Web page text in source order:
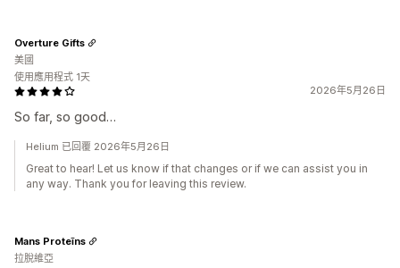
2026年5月26日
So far, so good…
Overture Gifts
美國
使用應用程式 1天
Helium 已回覆 2026年5月26日
Great to hear! Let us know if that changes or if we can assist you in
any way. Thank you for leaving this review.
Mans Proteīns
拉脫維亞